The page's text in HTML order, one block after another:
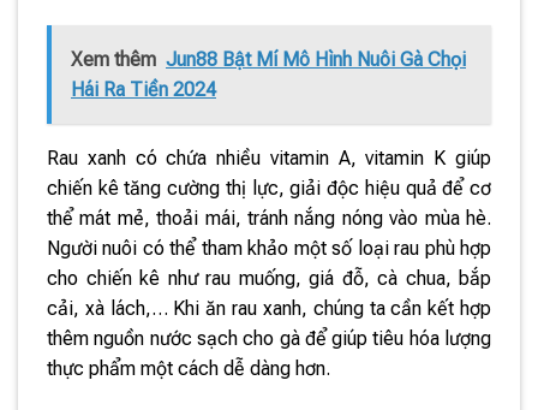
Xem thêm Jun88 Bật Mí Mô Hình Nuôi Gà Chọi
Hái Ra Tiền 2024
Rau xanh có chứa nhiều vitamin A, vitamin K giúp
chiến kê tăng cường thị lực, giải độc hiệu quả để cơ
thể mát mẻ, thoải mái, tránh nắng nóng vào mùa hè.
Người nuôi có thể tham khảo một số loại rau phù hợp
cho chiến kê như rau muống, giá đỗ, cà chua, bắp
cải, xà lách,… Khi ăn rau xanh, chúng ta cần kết hợp
thêm nguồn nước sạch cho gà để giúp tiêu hóa lượng
thực phẩm một cách dễ dàng hơn.